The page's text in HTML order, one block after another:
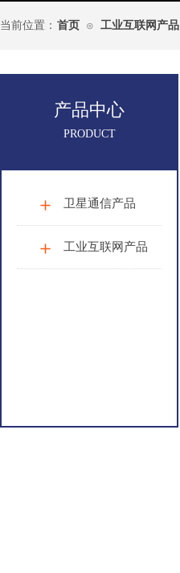
当前位置： 首页 ⊙ 工业互联网产品
卫星通信产品
工业互联网产品
PRODUCT
产品中心